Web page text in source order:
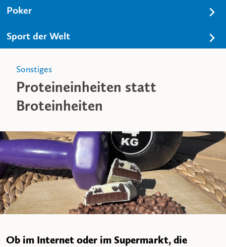
Poker
Sport der Welt
Sonstiges
Proteineinheiten statt
Broteinheiten
Ob im Internet oder im Supermarkt, die